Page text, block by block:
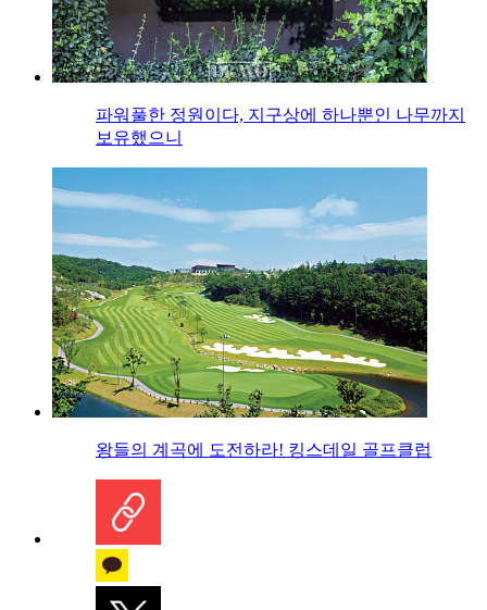
파워풀한 정원이다, 지구상에 하나뿐인 나무까지
보유했으니
왕들의 계곡에 도전하라! 킹스데일 골프클럽